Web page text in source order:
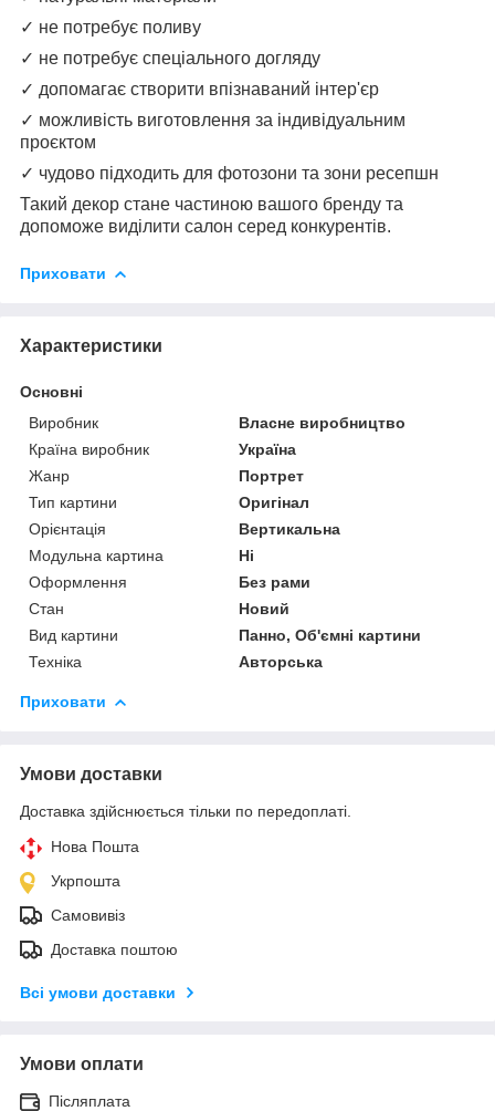
✓ не потребує поливу
✓ не потребує спеціального догляду
✓ допомагає створити впізнаваний інтер'єр
✓ можливість виготовлення за індивідуальним
проєктом
✓ чудово підходить для фотозони та зони ресепшн
Такий декор стане частиною вашого бренду та
допоможе виділити салон серед конкурентів.
Приховати
Характеристики
Основні
Виробник
Власне виробництво
Країна виробник
Україна
Жанр
Портрет
Тип картини
Оригінал
Орієнтація
Вертикальна
Модульна картина
Ні
Оформлення
Без рами
Стан
Новий
Вид картини
Панно, Об'ємні картини
Техніка
Авторська
Приховати
Умови доставки
Доставка здійснюється тільки по передоплаті.
Нова Пошта
Укрпошта
Самовивіз
Доставка поштою
Всі умови доставки
Умови оплати
Післяплата